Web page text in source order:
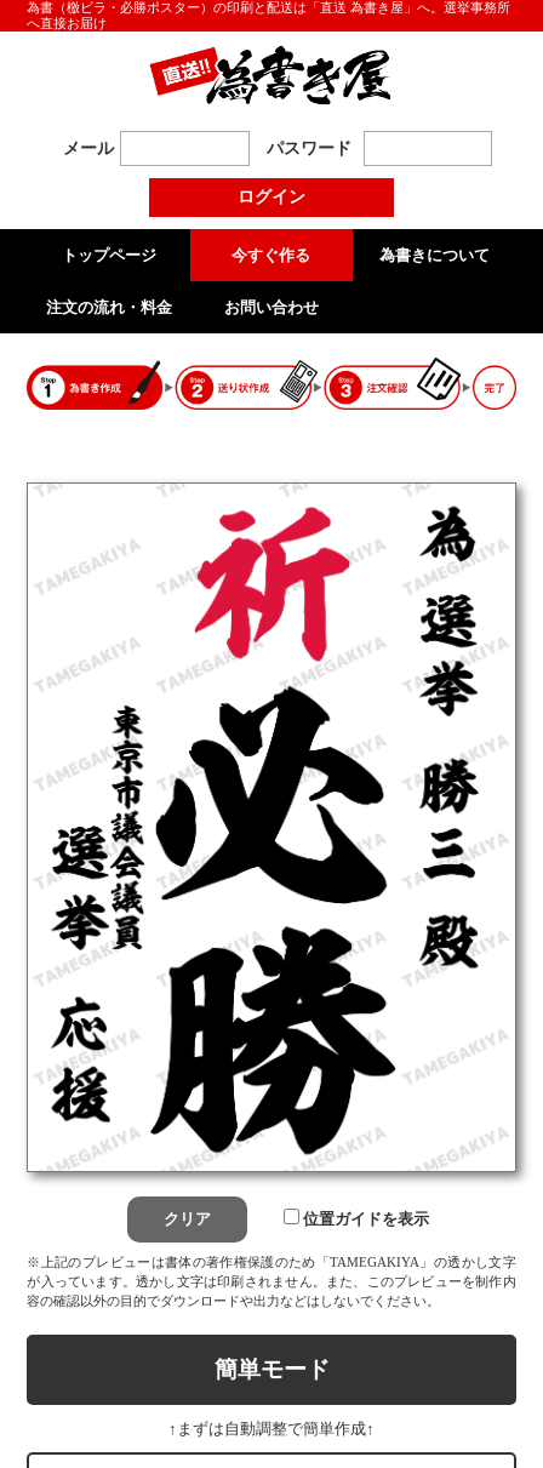
為書（檄ビラ・必勝ポスター）の印刷と配送は「直送 為書き屋」へ。選挙事務所
へ直接お届け
メール パスワード
トップページ 今すぐ作る 為書きについて
注文の流れ・料金 お問い合わせ
位置ガイドを表示
※上記のプレビューは書体の著作権保護のため「TAMEGAKIYA」の透かし文字
が入っています。透かし文字は印刷されません。また、このプレビューを制作内
容の確認以外の目的でダウンロードや出力などはしないでください。
簡単モード
↑まずは自動調整で簡単作成↑